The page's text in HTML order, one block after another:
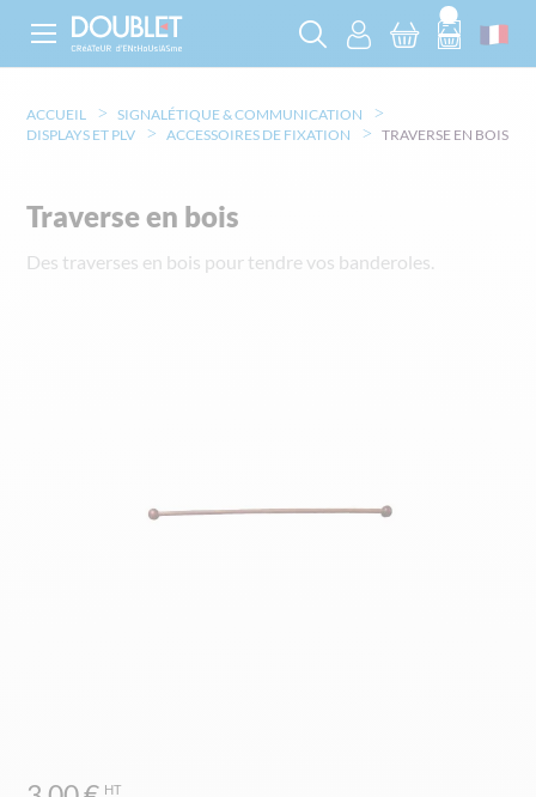
ACCUEIL
SIGNALÉTIQUE & COMMUNICATION
DISPLAYS ET PLV
ACCESSOIRES DE FIXATION TRAVERSE EN BOIS
Traverse en bois
Des traverses en bois pour tendre vos banderoles.
to